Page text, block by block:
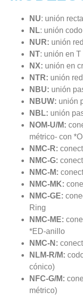
NU: unión recta
NL: unión codo
NUR: unión
NT: unión en T
NX: unión en
NTR: unión
NBU: unión
NBUW: unión
NBL: unión
NOM-U/M:
métrico- con
NMC-R:
NMC-G:
NMC-M:
NMC-MK:
NMC-GE:
Ring
NMC-ME:
*ED-anillo
NMC-N:
NLM-R/M:
cónico)
NFC-G/M:
métrico)